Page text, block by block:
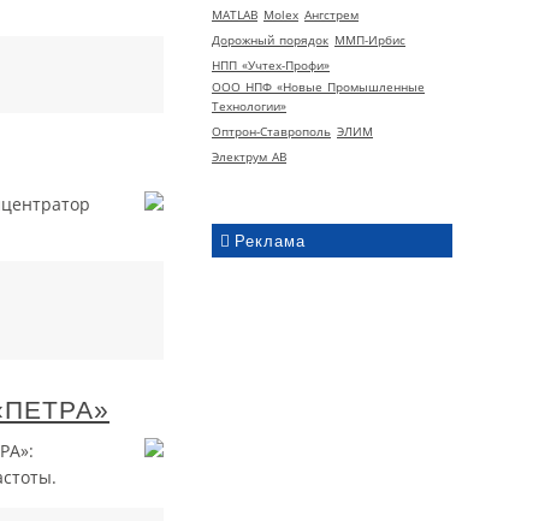
MATLAB Molex Ангстрем
Дорожный порядок ММП-Ирбис
НПП «Учтех-Профи»
ООО НПФ «Новые Промышленные
Технологии»
Оптрон-Ставрополь ЭЛИМ
Электрум АВ
Реклама